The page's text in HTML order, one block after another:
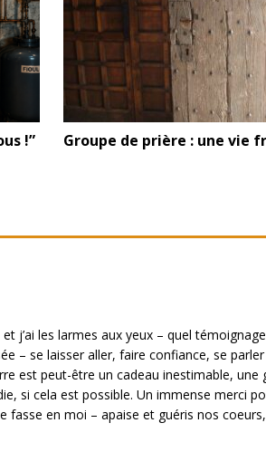
!” Groupe de prière : une vie
j’ai les larmes aux yeux – quel
– se laisser aller, faire confiance, se
est peut-être un cadeau inestimable,
si cela est possible. Un immense merci
fasse en moi – apaise et guéris nos